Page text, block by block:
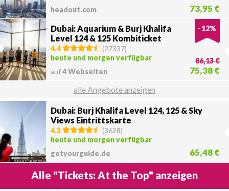
headout.com
73,95 €
Dubai: Aquarium & Burj Khalifa
Level 124 & 125 Kombiticket
-12%
4.4 (27337)
heute und morgen verfügbar
auf4 Webseiten
86,13 €
75,38 €
alle Angebote anzeigen
Dubai: Burj Khalifa Level 124, 125 & Sky
Views Eintrittskarte
4.3 (3628)
heute und morgen verfügbar
getyourguide.de
65,48 €
Alle "Tickets: At the Top" anzeigen